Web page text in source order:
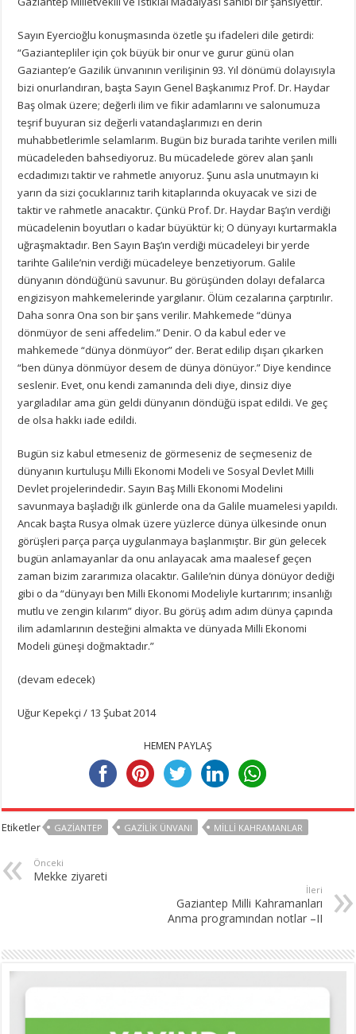
Sayın Eyercioğlu konuşmasında özetle şu ifadeleri dile getirdi:
“Gaziantepliler için çok büyük bir onur ve gurur günü olan
Gaziantep’e Gazilik ünvanının verilişinin 93. Yıl dönümü dolayısıyla
bizi onurlandıran, başta Sayın Genel Başkanımız Prof. Dr. Haydar
Baş olmak üzere; değerli ilim ve fikir adamlarını ve salonumuza
teşrif buyuran siz değerli vatandaşlarımızı en derin
muhabbetlerimle selamlarım. Bugün biz burada tarihte verilen milli
mücadeleden bahsediyoruz. Bu mücadelede görev alan şanlı
ecdadımızı taktir ve rahmetle anıyoruz. Şunu asla unutmayın ki
yarın da sizi çocuklarınız tarih kitaplarında okuyacak ve sizi de
taktir ve rahmetle anacaktır. Çünkü Prof. Dr. Haydar Baş’ın verdiği
mücadelenin boyutları o kadar büyüktür ki; O dünyayı kurtarmakla
uğraşmaktadır. Ben Sayın Baş’ın verdiği mücadeleyi bir yerde
tarihte Galile’nin verdiği mücadeleye benzetiyorum. Galile
dünyanın döndüğünü savunur. Bu görüşünden dolayı defalarca
engizisyon mahkemelerinde yargılanır. Ölüm cezalarına çarptırılır.
Daha sonra Ona son bir şans verilir. Mahkemede “dünya
dönmüyor de seni affedelim.” Denir. O da kabul eder ve
mahkemede “dünya dönmüyor” der. Berat edilip dışarı çıkarken
“ben dünya dönmüyor desem de dünya dönüyor.” Diye kendince
seslenir. Evet, onu kendi zamanında deli diye, dinsiz diye
yargıladılar ama gün geldi dünyanın döndüğü ispat edildi. Ve geç
de olsa hakkı iade edildi.
Bugün siz kabul etmeseniz de görmeseniz de seçmeseniz de
dünyanın kurtuluşu Milli Ekonomi Modeli ve Sosyal Devlet Milli
Devlet projelerindedir. Sayın Baş Milli Ekonomi Modelini
savunmaya başladığı ilk günlerde ona da Galile muamelesi yapıldı.
Ancak başta Rusya olmak üzere yüzlerce dünya ülkesinde onun
görüşleri parça parça uygulanmaya başlanmıştır. Bir gün gelecek
bugün anlamayanlar da onu anlayacak ama maalesef geçen
zaman bizim zararımıza olacaktır. Galile’nin dünya dönüyor dediği
gibi o da “dünyayı ben Milli Ekonomi Modeliyle kurtarırım; insanlığı
mutlu ve zengin kılarım” diyor. Bu görüş adım adım dünya çapında
ilim adamlarının desteğini almakta ve dünyada Milli Ekonomi
Modeli güneşi doğmaktadır.”
(devam edecek)
Uğur Kepekçi / 13 Şubat 2014
HEMEN PAYLAŞ
Etiketler GAZIANTEP GAZILIK ÜNVANI MILLI KAHRAMANLAR
Önceki
Mekke ziyareti
İleri
Gaziantep Milli Kahramanları
Anma programından notlar –II